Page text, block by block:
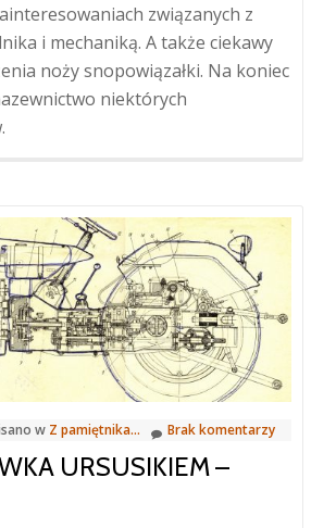
związanych z
i mechaniką. A także ciekawy
noży snopowiązałki. Na koniec
niektórych
w Z pamiętnika... Brak komentarzy
URSUSIKIEM –